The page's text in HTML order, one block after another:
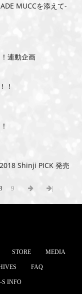
MUCCを添えて-
連動企画
！
Shinji PICK 発売
9 |
STORE MEDIA
FAQ
S INFO